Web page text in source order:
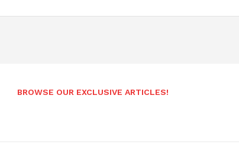
BROWSE OUR EXCLUSIVE ARTICLES!